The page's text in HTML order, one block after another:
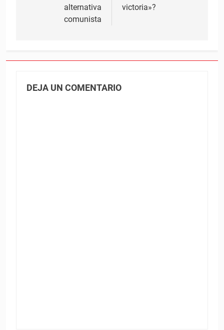
alternativa
comunista
victoria»?
DEJA UN COMENTARIO